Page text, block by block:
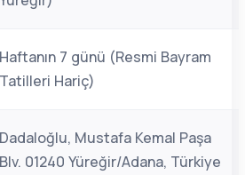
Haftanın 7 günü (Resmi Bayram
Tatilleri Hariç)
Dadaloğlu, Mustafa Kemal Paşa
Blv. 01240 Yüreğir/Adana, Türkiye